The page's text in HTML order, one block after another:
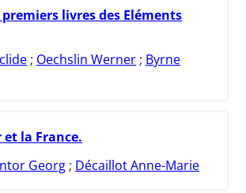
premiers livres des Eléments
; Oechslin Werner ; Byrne
et la France.
Georg ; Décaillot Anne-Marie